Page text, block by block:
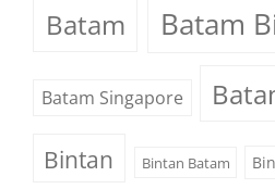
Batam Batam
Batam Singapore
Bintan Bintan Batam